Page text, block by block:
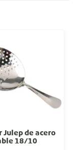
Julep de acero
18/10